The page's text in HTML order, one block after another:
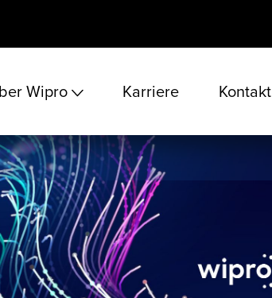
Wipro Karriere Kontakt